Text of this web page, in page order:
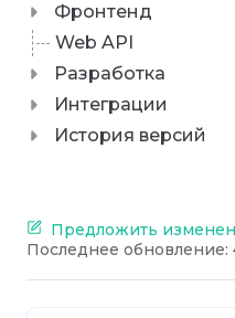
Фронтенд
Web API
Разработка
Интеграции
История версий
Предложить
Последнее обновление: